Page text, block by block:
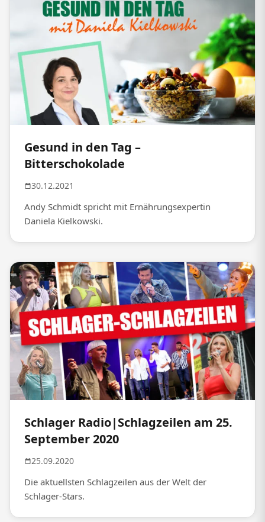
Gesund in den Tag –
Bitterschokolade
30.12.2021
Andy Schmidt spricht mit Ernährungsexpertin
Daniela Kielkowski.
Schlager Radio|Schlagzeilen am 25.
September 2020
25.09.2020
Die aktuellsten Schlagzeilen aus der Welt der
Schlager-Stars.